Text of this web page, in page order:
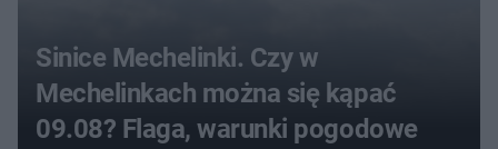
Sinice Mechelinki. Czy w
Mechelinkach można się kąpać
09.08? Flaga, warunki pogodowe